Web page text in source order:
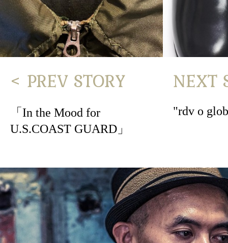
< PREV STORY
「In the Mood for
U.S.COAST GUARD」
NEXT
"rdv o